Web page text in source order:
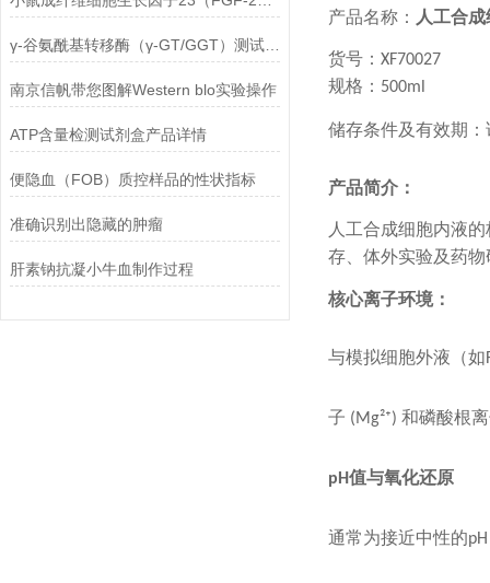
γ-谷氨酰基转移酶（γ-GT/GGT）测试盒的样本要求
南京信帆带您图解Western blo实验操作
ATP含量检测试剂盒产品详情
便隐血（FOB）质控样品的性状指标
准确识别出隐藏的肿瘤
肝素钠抗凝小牛血制作过程
产品名称： 人工合
货号： XF70027
规格： 500ml
储存条件及有效期
产品简介：
人工合成细胞内液
存、体外实验及药
核心离子环境：
与模拟细胞外液（如
子 (Mg²⁺) 和磷酸根
pH值与氧化还原
通常为接近中性的